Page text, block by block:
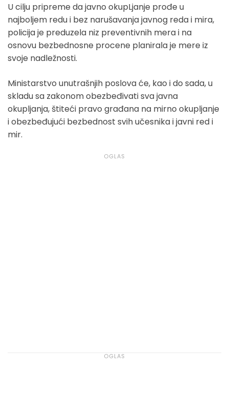
U cilju pripreme da javno okupLjanje prođe u
najboljem redu i bez narušavanja javnog reda i mira,
policija je preduzela niz preventivnih mera i na
osnovu bezbednosne procene planirala je mere iz
svoje nadležnosti.
Ministarstvo unutrašnjih poslova će, kao i do sada, u
skladu sa zakonom obezbeđivati sva javna
okupljanja, štiteći pravo građana na mirno okupljanje
i obezbeđujući bezbednost svih učesnika i javni red i
mir.